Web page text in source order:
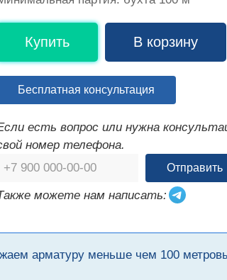
Купить В корзину
Бесплатная консультация
есть вопрос или нужна
номер телефона.
Отправить
можете нам написать:
арматуру меньше чем 100